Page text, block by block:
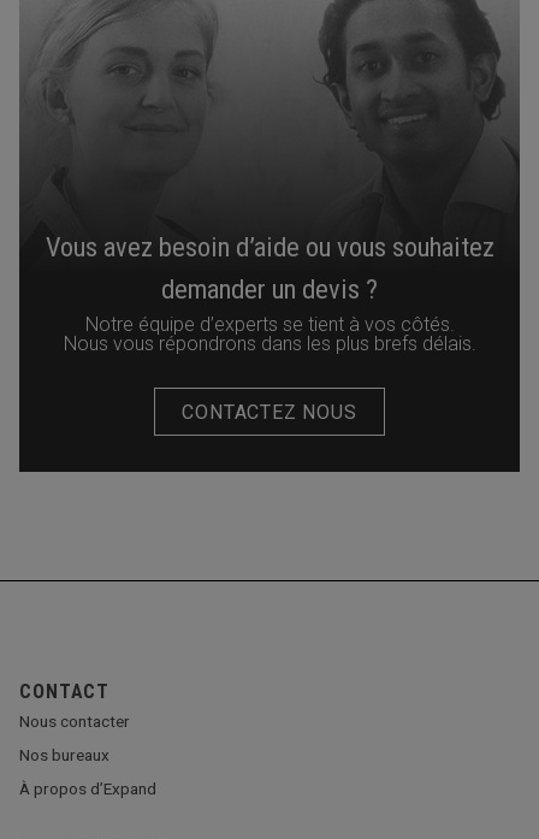
Vous avez besoin d’aide ou vous souhaitez
demander un devis ?
Notre équipe d’experts se tient à vos côtés.
Nous vous répondrons dans les plus brefs délais.
CONTACTEZ NOUS
CONTACT
Nous contacter
Nos bureaux
À propos d’Expand